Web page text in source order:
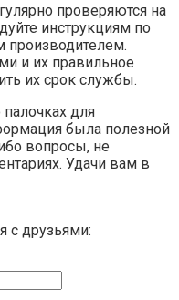
проверяются на
инструкциям по
производителем.
и их правильное
их срок службы.
для
была полезной
вопросы, не
Удачи вам в
с друзьями: